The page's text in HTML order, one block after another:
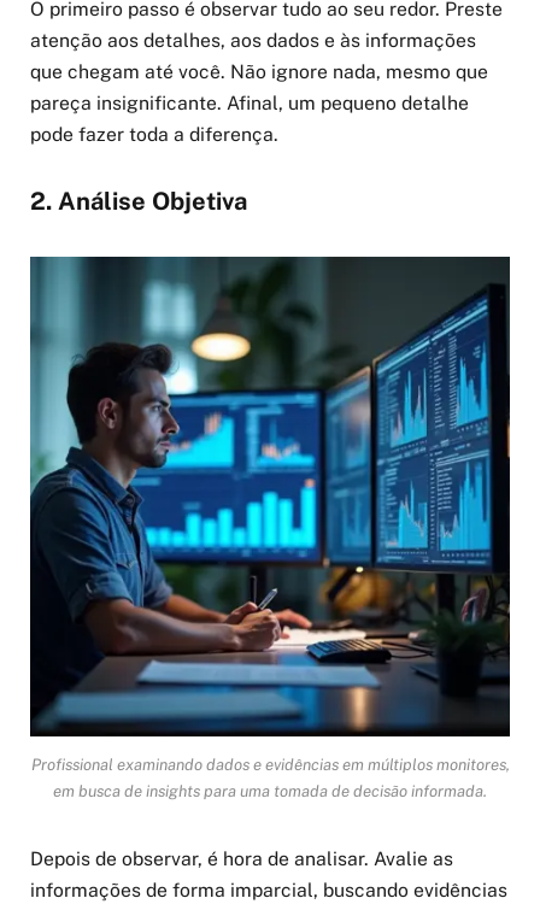
O primeiro passo é observar tudo ao seu redor. Preste
atenção aos detalhes, aos dados e às informações
que chegam até você. Não ignore nada, mesmo que
pareça insignificante. Afinal, um pequeno detalhe
pode fazer toda a diferença.
2. Análise Objetiva
Profissional examinando dados e evidências em múltiplos monitores,
em busca de insights para uma tomada de decisão informada.
Depois de observar, é hora de analisar. Avalie as
informações de forma imparcial, buscando evidências